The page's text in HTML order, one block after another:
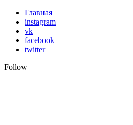
Skip
content
Главная
instagram
vk
facebook
twitter
Follow